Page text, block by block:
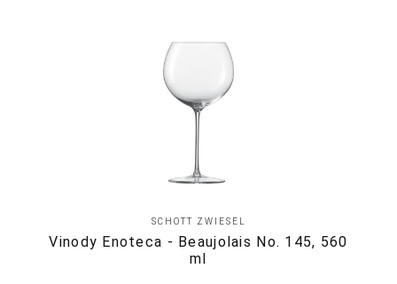
SCHOTT ZWIESEL
Vinody Enoteca - Beaujolais No. 145, 560
ml